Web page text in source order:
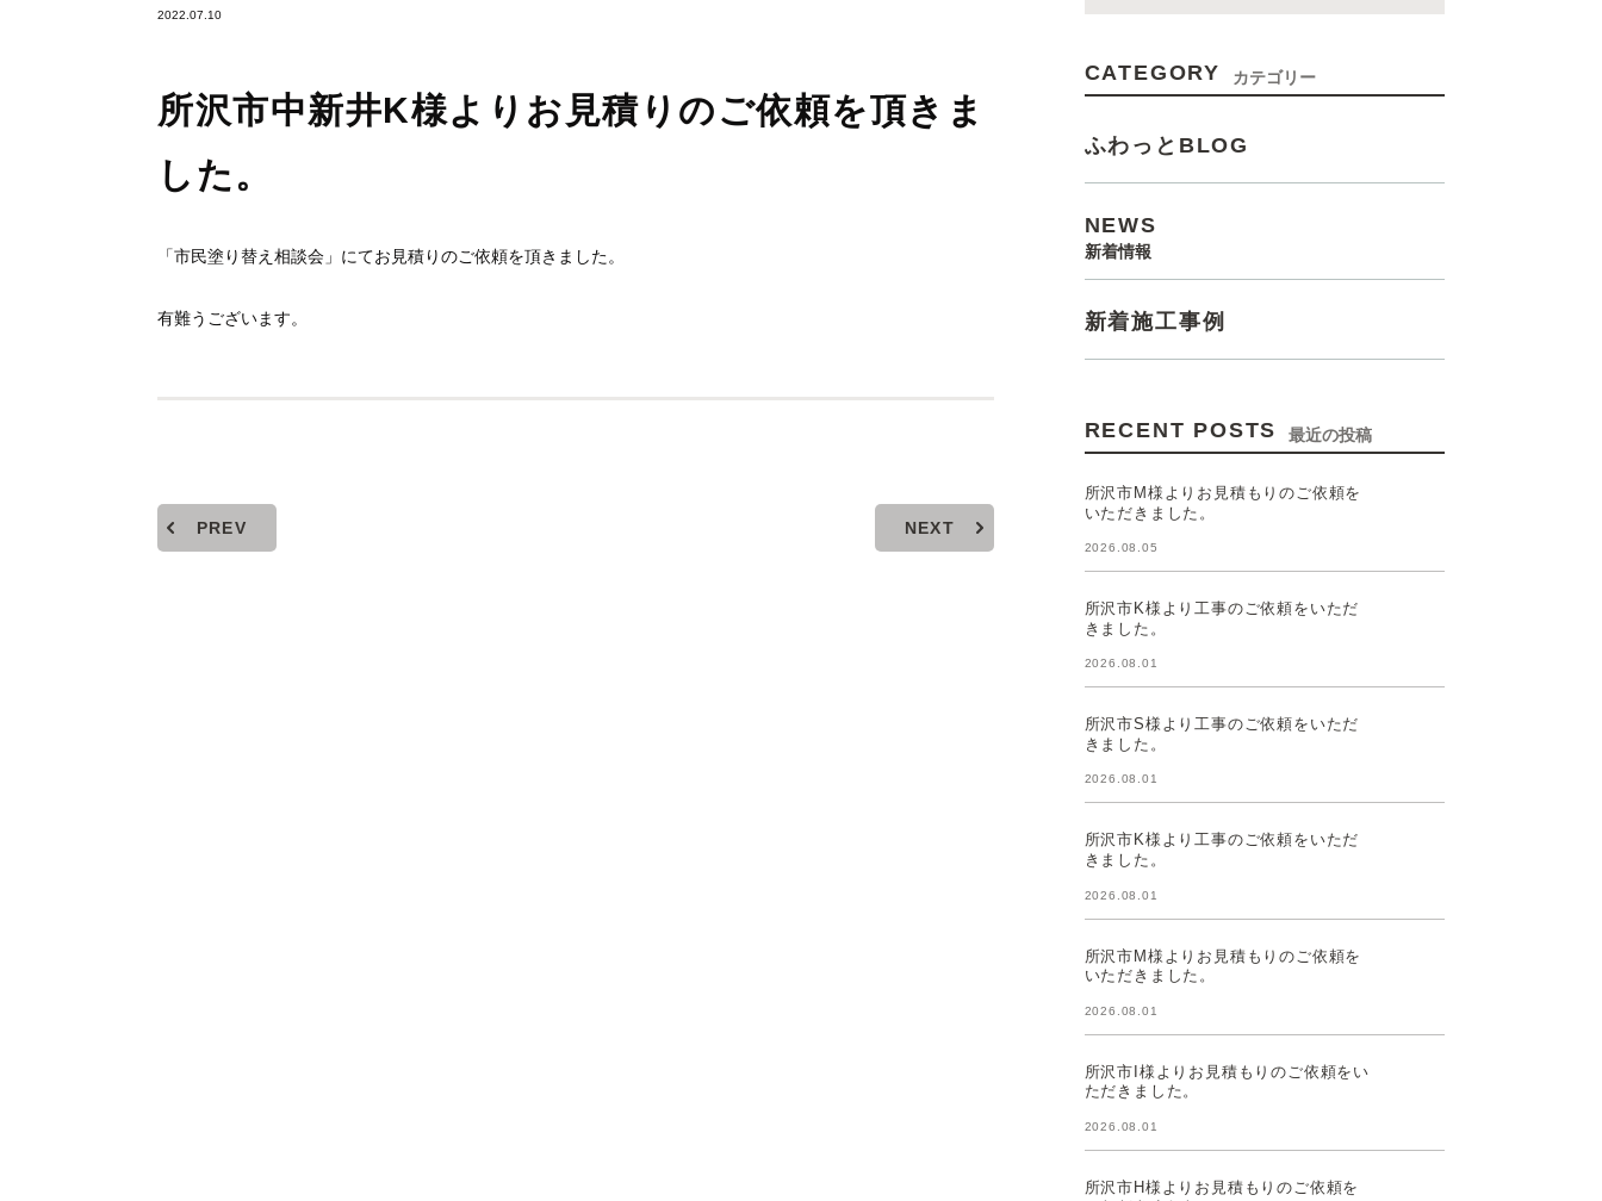
2022.07.10
所沢市中新井K様よりお見積りのご依頼を頂きま
した。
「市民塗り替え相談会」にてお見積りのご依頼を頂きました。
有難うございます。
PREV NEXT
CATEGORY カテゴリー
ふわっとBLOG
NEWS
新着情報
新着施工事例
RECENT POSTS 最近の投稿
所沢市M様よりお見積もりのご依頼を
いただきました。
2026.08.05
所沢市K様より工事のご依頼をいただ
きました。
2026.08.01
所沢市S様より工事のご依頼をいただ
きました。
2026.08.01
所沢市K様より工事のご依頼をいただ
きました。
2026.08.01
所沢市M様よりお見積もりのご依頼を
いただきました。
2026.08.01
所沢市I様よりお見積もりのご依頼をい
ただきました。
2026.08.01
所沢市H様よりお見積もりのご依頼を